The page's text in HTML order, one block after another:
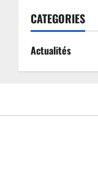
CATEGORIES
Actualités